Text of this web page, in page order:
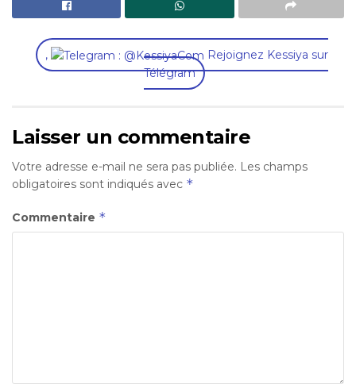
,
Rejoignez Kessiya sur
Télégram
Laisser un commentaire
Votre adresse e-mail ne sera pas publiée. Les champs
obligatoires sont indiqués avec *
Commentaire *